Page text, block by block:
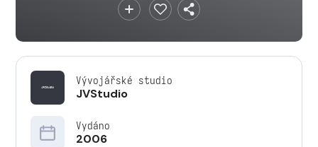
Vývojářské studio
JVStudio
Vydáno
2006